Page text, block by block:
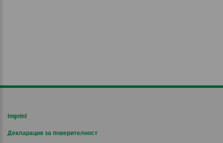
Imprint
Декларация за поверителност